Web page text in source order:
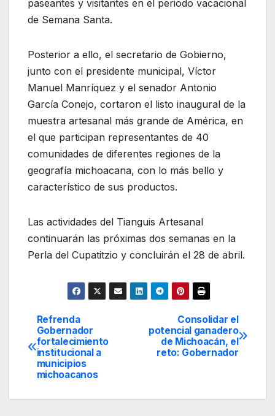
paseantes y visitantes en el periodo vacacional
de Semana Santa.
Posterior a ello, el secretario de Gobierno,
junto con el presidente municipal, Víctor
Manuel Manríquez y el senador Antonio
García Conejo, cortaron el listo inaugural de la
muestra artesanal más grande de América, en
el que participan representantes de 40
comunidades de diferentes regiones de la
geografía michoacana, con lo más bello y
característico de sus productos.
Las actividades del Tianguis Artesanal
continuarán las próximas dos semanas en la
Perla del Cupatitzio y concluirán el 28 de abril.
Navegación
de
entradas
Consolidar el
potencial ganadero
de Michoacán, el
reto: Gobernador
Refrenda
Gobernador
fortalecimiento
institucional a
municipios
michoacanos